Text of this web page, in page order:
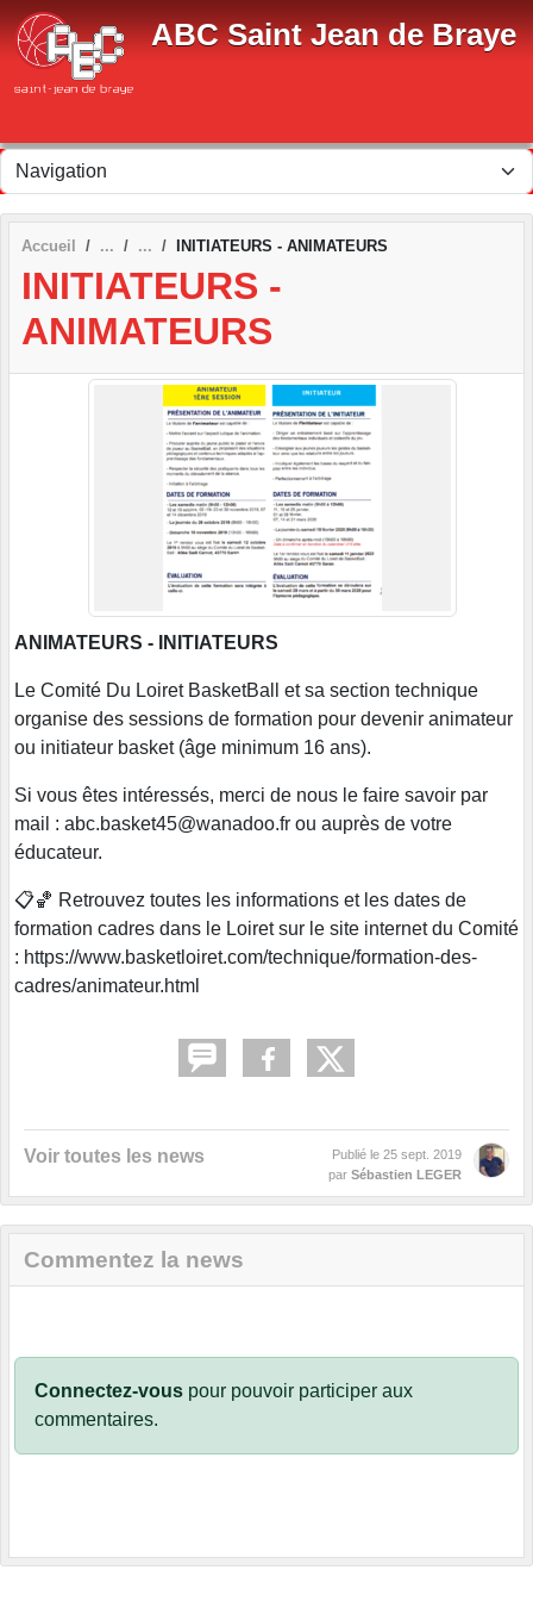
ABC Saint Jean de Braye
Accueil INITIATEURS - ANIMATEURS
INITIATEURS -
ANIMATEURS
ANIMATEURS - INITIATEURS
Le Comité Du Loiret BasketBall et sa section technique
organise des sessions de formation pour devenir animateur
ou initiateur basket (âge minimum 16 ans).
Si vous êtes intéressés, merci de nous le faire savoir par
mail : abc.basket45@wanadoo.fr ou auprès de votre
éducateur.
📋🏀 Retrouvez toutes les informations et les dates de
formation cadres dans le Loiret sur le site internet du Comité
: https://www.basketloiret.com/technique/formation-des-
cadres/animateur.html
Voir toutes les news Publié le 25 sept. 2019
par Sébastien LEGER
Commentez la news
Connectez-vous pour pouvoir participer aux
commentaires.
Panneau de gestion des cookies